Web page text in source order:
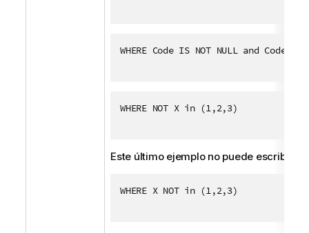
WHERE Code IS NOT NULL and Code
WHERE NOT X in (1,2,3)
Este último ejemplo no puede escribirse
WHERE X NOT in (1,2,3)